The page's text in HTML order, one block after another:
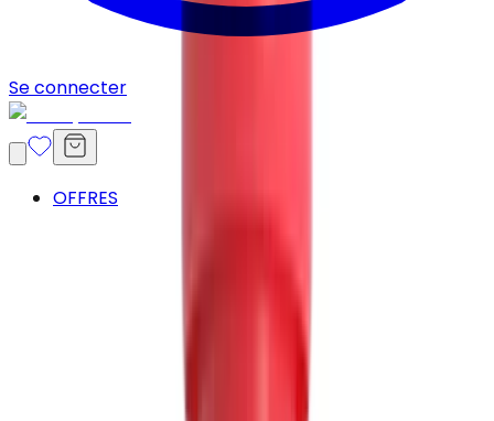
Se connecter
OFFRES